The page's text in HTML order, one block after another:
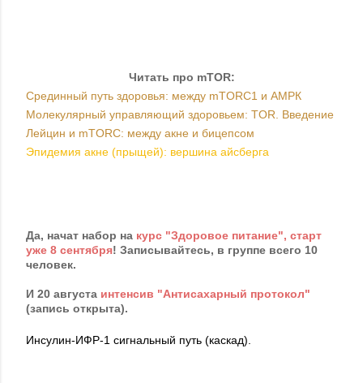
Читать про mTOR:
Срединный путь здоровья: между mTORC1 и АМРК
Молекулярный управляющий здоровьем: TOR. Введение
Лейцин и mTORС: между акне и бицепсом
Эпидемия акне (прыщей): вершина айсберга
Да, начат набор на курс "Здоровое питание", старт
уже 8 сентября! Записывайтесь, в группе всего 10
человек.
И 20 августа интенсив "Антисахарный протокол"
(запись открыта).
Инсулин-ИФР-1 сигнальный путь (каскад).